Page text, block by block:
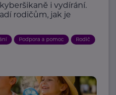
i vydírání.
rodičům, jak je
Podpora a pomoc Rodič